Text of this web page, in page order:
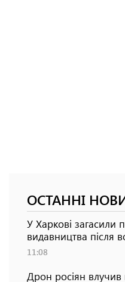
ОСТАННІ
У Харкові загасили
видавництва після
11:08
Дрон росіян влучив